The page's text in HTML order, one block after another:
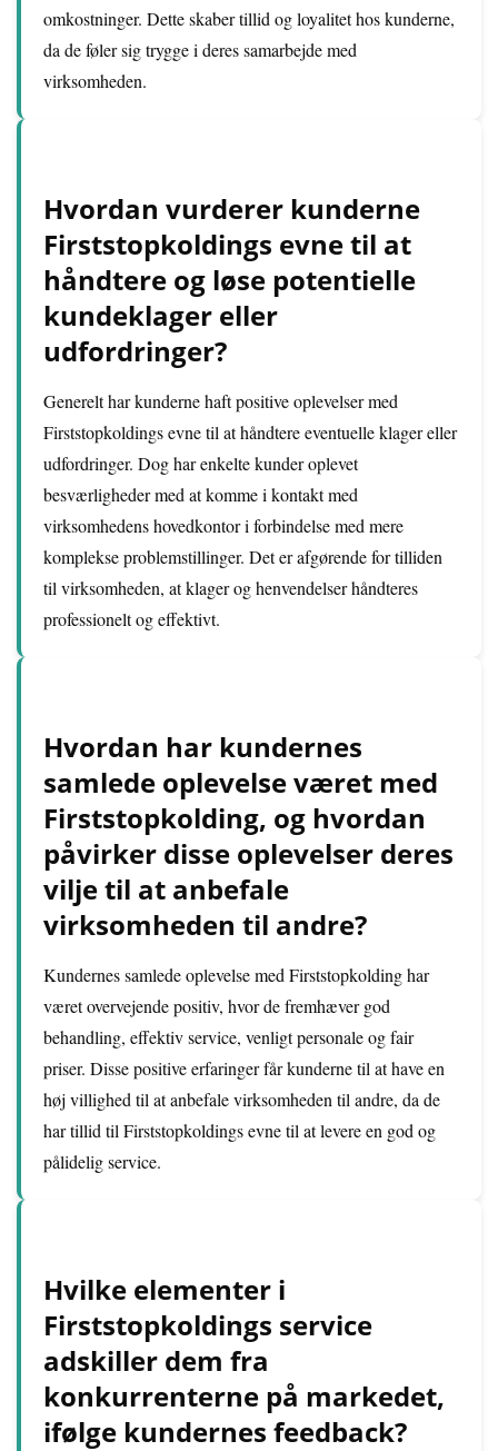
omkostninger. Dette skaber tillid og loyalitet hos kunderne,
da de føler sig trygge i deres samarbejde med
virksomheden.
Hvordan vurderer kunderne
Firststopkoldings evne til at
håndtere og løse potentielle
kundeklager eller
udfordringer?
Generelt har kunderne haft positive oplevelser med
Firststopkoldings evne til at håndtere eventuelle klager eller
udfordringer. Dog har enkelte kunder oplevet
besværligheder med at komme i kontakt med
virksomhedens hovedkontor i forbindelse med mere
komplekse problemstillinger. Det er afgørende for tilliden
til virksomheden, at klager og henvendelser håndteres
professionelt og effektivt.
Hvordan har kundernes
samlede oplevelse været med
Firststopkolding, og hvordan
påvirker disse oplevelser deres
vilje til at anbefale
virksomheden til andre?
Kundernes samlede oplevelse med Firststopkolding har
været overvejende positiv, hvor de fremhæver god
behandling, effektiv service, venligt personale og fair
priser. Disse positive erfaringer får kunderne til at have en
høj villighed til at anbefale virksomheden til andre, da de
har tillid til Firststopkoldings evne til at levere en god og
pålidelig service.
Hvilke elementer i
Firststopkoldings service
adskiller dem fra
konkurrenterne på markedet,
ifølge kundernes feedback?